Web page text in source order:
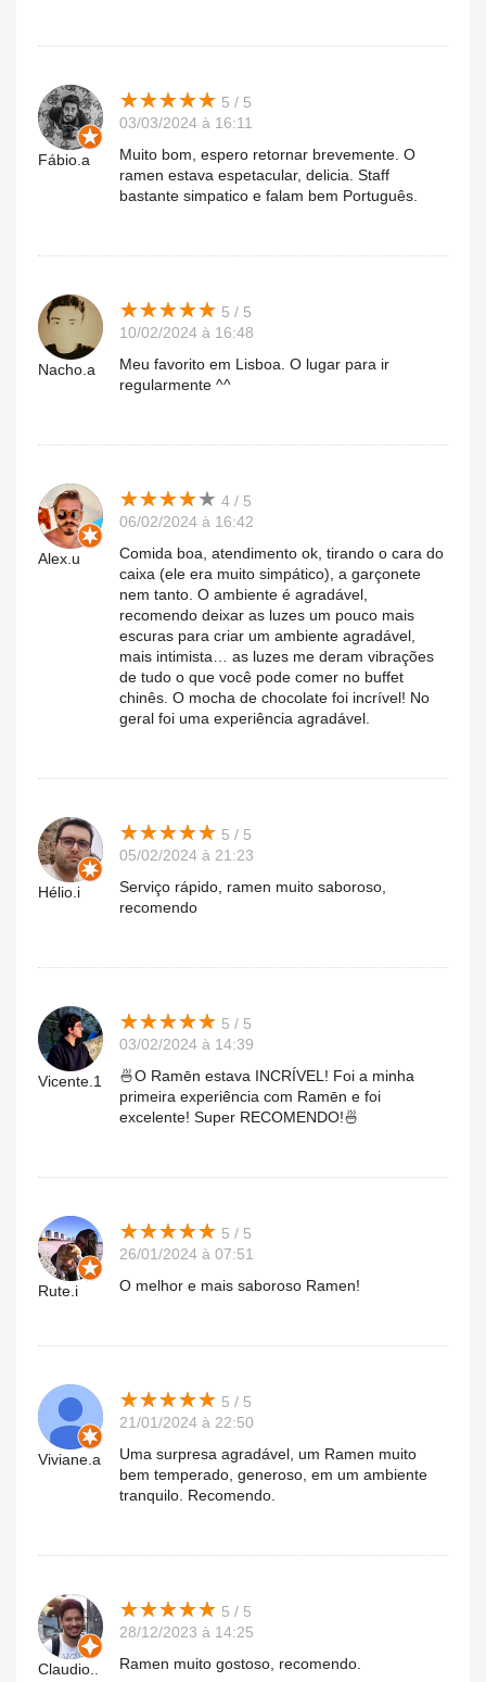
Fábio.a
★★★★★
★★★★★ 5 / 5
03/03/2024 à 16:11
Muito bom, espero retornar brevemente. O
ramen estava espetacular, delicia. Staff
bastante simpatico e falam bem Português.
Nacho.a
★★★★★
★★★★★ 5 / 5
10/02/2024 à 16:48
Meu favorito em Lisboa. O lugar para ir
regularmente ^^
Alex.u
★★★★★
★★★★★ 4 / 5
06/02/2024 à 16:42
Comida boa, atendimento ok, tirando o cara do
caixa (ele era muito simpático), a garçonete
nem tanto. O ambiente é agradável,
recomendo deixar as luzes um pouco mais
escuras para criar um ambiente agradável,
mais intimista… as luzes me deram vibrações
de tudo o que você pode comer no buffet
chinês. O mocha de chocolate foi incrível! No
geral foi uma experiência agradável.
Hélio.i
★★★★★
★★★★★ 5 / 5
05/02/2024 à 21:23
Serviço rápido, ramen muito saboroso,
recomendo
Vicente.1
★★★★★
★★★★★ 5 / 5
03/02/2024 à 14:39
🍜O Ramēn estava INCRÍVEL! Foi a minha
primeira experiência com Ramēn e foi
excelente! Super RECOMENDO!🍜
Rute.i
★★★★★
★★★★★ 5 / 5
26/01/2024 à 07:51
O melhor e mais saboroso Ramen!
Viviane.a
★★★★★
★★★★★ 5 / 5
21/01/2024 à 22:50
Uma surpresa agradável, um Ramen muito
bem temperado, generoso, em um ambiente
tranquilo. Recomendo.
Claudio..
★★★★★
★★★★★ 5 / 5
28/12/2023 à 14:25
Ramen muito gostoso, recomendo.